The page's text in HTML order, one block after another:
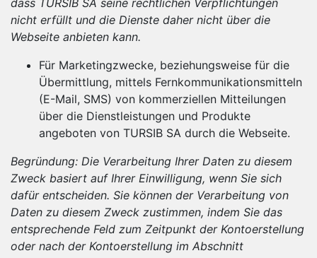
nicht erfüllt und die Dienste daher nicht über die
Webseite anbieten kann.
Für Marketingzwecke, beziehungsweise für die
Übermittlung, mittels Fernkommunikationsmitteln
(E-Mail, SMS) von kommerziellen Mitteilungen
über die Dienstleistungen und Produkte
angeboten von TURSIB SA durch die Webseite.
Begründung: Die Verarbeitung Ihrer Daten zu diesem
Zweck basiert auf Ihrer Einwilligung, wenn Sie sich
dafür entscheiden. Sie können der Verarbeitung von
Daten zu diesem Zweck zustimmen, indem Sie das
entsprechende Feld zum Zeitpunkt der Kontoerstellung
oder nach der Kontoerstellung im Abschnitt